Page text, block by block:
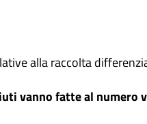
alla raccolta
vanno fatte al numero